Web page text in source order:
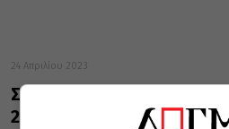
24 Απριλίου 2023
Σαν σήμερα: Οι εορτές και
24ης Απριλίου